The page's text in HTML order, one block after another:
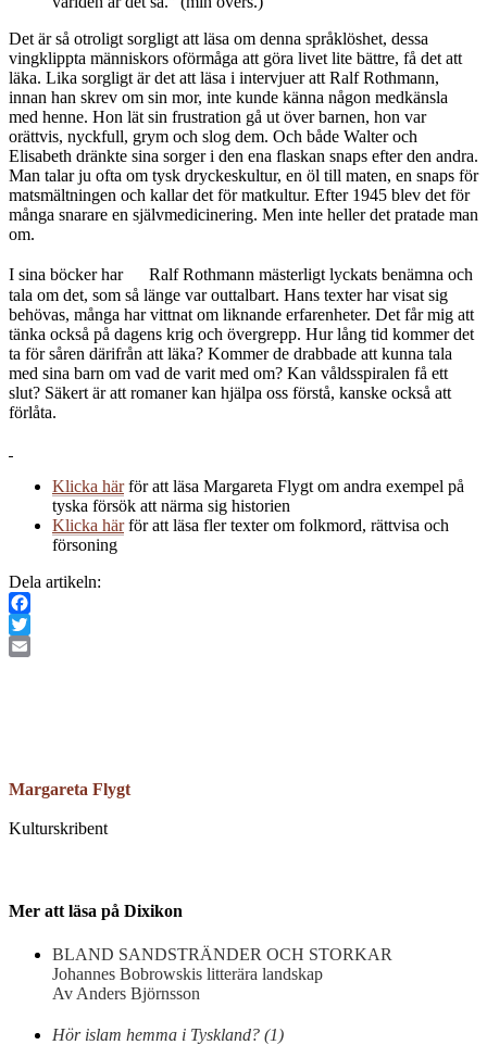
Det är så otroligt sorgligt att läsa om denna språklöshet, dessa
vingklippta människors oförmåga att göra livet lite bättre, få det att
läka. Lika sorgligt är det att läsa i intervjuer att Ralf Rothmann,
innan han skrev om sin mor, inte kunde känna någon medkänsla
med henne. Hon lät sin frustration gå ut över barnen, hon var
orättvis, nyckfull, grym och slog dem. Och både Walter och
Elisabeth dränkte sina sorger i den ena flaskan snaps efter den andra.
Man talar ju ofta om tysk dryckeskultur, en öl till maten, en snaps för
matsmältningen och kallar det för matkultur. Efter 1945 blev det för
många snarare en självmedicinering. Men inte heller det pratade man
om.
I sina böcker har Ralf Rothmann mästerligt lyckats benämna och
tala om det, som så länge var outtalbart. Hans texter har visat sig
behövas, många har vittnat om liknande erfarenheter. Det får mig att
tänka också på dagens krig och övergrepp. Hur lång tid kommer det
ta för såren därifrån att läka? Kommer de drabbade att kunna tala
med sina barn om vad de varit med om? Kan våldsspiralen få ett
slut? Säkert är att romaner kan hjälpa oss förstå, kanske också att
förlåta.
Klicka härför att läsa Margareta Flygt om andra exempel på
tyska försök att närma sig historien
Klicka härför att läsa fler texter om folkmord, rättvisa och
försoning
Dela artikeln:
Facebook
Twitter
Margareta Flygt
Kulturskribent
Mer att läsa på Dixikon
BLAND SANDSTRÄNDER OCH STORKAR
Johannes Bobrowskis litterära landskap
Av Anders Björnsson
Hör islam hemma i Tyskland? (1)